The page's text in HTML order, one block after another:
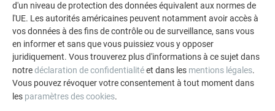
Votre maison au look PREFA
Nous vous présentons un montage photo de l’aspect
qu’aurait votre maison avec une toiture ou une façade
PREFA.
d'un niveau de protection des données équivalent aux normes de
l'UE. Les autorités américaines peuvent notamment avoir accès à
vos données à des fins de contrôle ou de surveillance, sans vous
en informer et sans que vous puissiez vous y opposer
juridiquement. Vous trouverez plus d'informations à ce sujet dans
notredéclaration de confidentialitéet dans les mentions légales.
Vous pouvez révoquer votre consentement à tout moment dans
les paramètres des cookies.